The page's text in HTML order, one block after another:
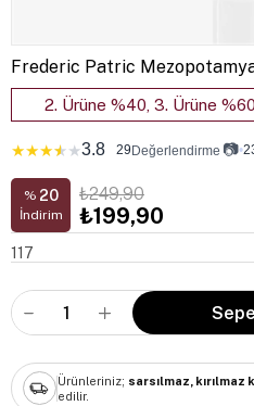
Frederic Patric
2. Ürüne %40, 3. Ürüne
★★★★★3.8 29 Değerlendirme 📷•
% 20
İndirim
₺249,90
₺199,90
117
Ürünleriniz; sarsılmaz, kırılmaz
edilir.